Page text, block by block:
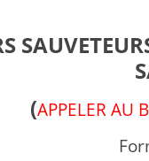
FORMATION
(APPELER AU